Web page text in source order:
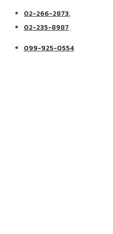
02-266-2873,
02-235-8987
099-925-0554